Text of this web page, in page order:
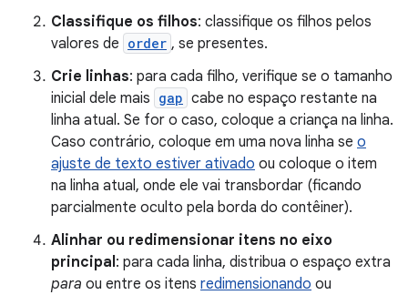
Classifique os filhos: classifique os filhos pelos
valores de order , se presentes.
Crie linhas: para cada filho, verifique se o tamanho
inicial dele mais gap cabe no espaço restante na
linha atual. Se for o caso, coloque a criança na linha.
Caso contrário, coloque em uma nova linha se o
ajuste de texto estiver ativado ou coloque o item
na linha atual, onde ele vai transbordar (ficando
parcialmente oculto pela borda do contêiner).
Alinhar ou redimensionar itens no eixo
principal: para cada linha, distribua o espaço extra
para ou entre os itens redimensionando ou